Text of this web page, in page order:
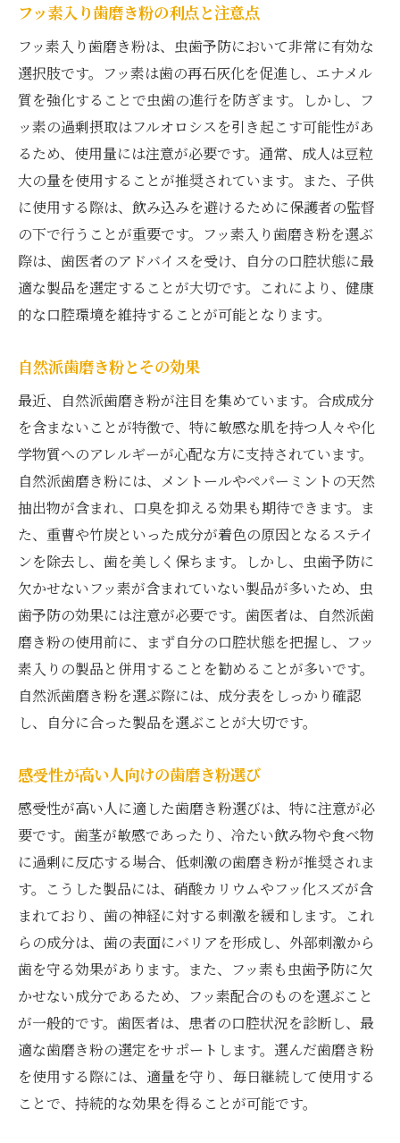
フッ素入り歯磨き粉の利点と注意点
フッ素入り歯磨き粉は、虫歯予防において非常に有効な
選択肢です。フッ素は歯の再石灰化を促進し、エナメル
質を強化することで虫歯の進行を防ぎます。しかし、フ
ッ素の過剰摂取はフルオロシスを引き起こす可能性があ
るため、使用量には注意が必要です。通常、成人は豆粒
大の量を使用することが推奨されています。また、子供
に使用する際は、飲み込みを避けるために保護者の監督
の下で行うことが重要です。フッ素入り歯磨き粉を選ぶ
際は、歯医者のアドバイスを受け、自分の口腔状態に最
適な製品を選定することが大切です。これにより、健康
的な口腔環境を維持することが可能となります。
自然派歯磨き粉とその効果
最近、自然派歯磨き粉が注目を集めています。合成成分
を含まないことが特徴で、特に敏感な肌を持つ人々や化
学物質へのアレルギーが心配な方に支持されています。
自然派歯磨き粉には、メントールやペパーミントの天然
抽出物が含まれ、口臭を抑える効果も期待できます。ま
た、重曹や竹炭といった成分が着色の原因となるステイ
ンを除去し、歯を美しく保ちます。しかし、虫歯予防に
欠かせないフッ素が含まれていない製品が多いため、虫
歯予防の効果には注意が必要です。歯医者は、自然派歯
磨き粉の使用前に、まず自分の口腔状態を把握し、フッ
素入りの製品と併用することを勧めることが多いです。
自然派歯磨き粉を選ぶ際には、成分表をしっかり確認
し、自分に合った製品を選ぶことが大切です。
感受性が高い人向けの歯磨き粉選び
感受性が高い人に適した歯磨き粉選びは、特に注意が必
要です。歯茎が敏感であったり、冷たい飲み物や食べ物
に過剰に反応する場合、低刺激の歯磨き粉が推奨されま
す。こうした製品には、硝酸カリウムやフッ化スズが含
まれており、歯の神経に対する刺激を緩和します。これ
らの成分は、歯の表面にバリアを形成し、外部刺激から
歯を守る効果があります。また、フッ素も虫歯予防に欠
かせない成分であるため、フッ素配合のものを選ぶこと
が一般的です。歯医者は、患者の口腔状況を診断し、最
適な歯磨き粉の選定をサポートします。選んだ歯磨き粉
を使用する際には、適量を守り、毎日継続して使用する
ことで、持続的な効果を得ることが可能です。